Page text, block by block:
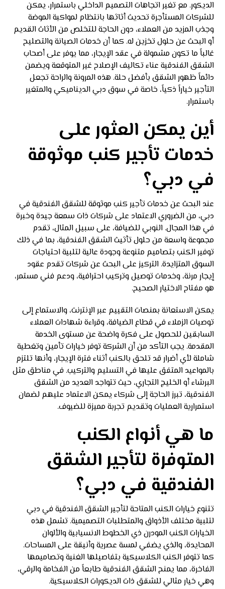
الديكور. مع تغير اتجاهات التصميم الداخلي باستمرار، يمكن
للشركات المستأجرة تحديث أثاثها بانتظام لمواكبة الموضة
وجذب المزيد من العملاء، دون الحاجة للتخلص من الأثاث القديم
أو البحث عن حلول تخزين له. كما أن خدمات الصيانة والتصليح
غالباً ما تكون مشمولة في عقد الإيجار، مما يوفر على أصحاب
الشقق الفندقية عناء تكاليف الإصلاح غير المتوقعة ويضمن
دائماً ظهور الشقق بأفضل حلة. هذه المرونة والراحة تجعل
التأجير خياراً ذكياً، خاصة في سوق دبي الديناميكي والمتغير
باستمرار.
أين يمكن العثور على
خدمات تأجير كنب موثوقة
في دبي؟
عند البحث عن خدمات تأجير كنب موثوقة للشقق الفندقية في
دبي، من الضروري الاعتماد على شركات ذات سمعة جيدة وخبرة
في هذا المجال. النوبي للضيافة، على سبيل المثال، تقدم
مجموعة واسعة من حلول تأثيث الشقق الفندقية، بما في ذلك
توفير الكنب بتصاميم متنوعة وجودة عالية لتلبية احتياجات
السوق المتزايدة. التركيز على البحث عن شركات تقدم عقود
إيجار مرنة، وخدمات توصيل وتركيب احترافية، ودعم فني مستمر،
هو مفتاح الاختيار الصحيح.
يمكن الاستعانة بمنصات التقييم عبر الإنترنت، والاستماع إلى
توصيات الزملاء في قطاع الضيافة، وقراءة شهادات العملاء
السابقين للحصول على فكرة واضحة عن مستوى الخدمة
المقدمة. يجب التأكد من أن الشركة توفر خيارات تأمين وتغطية
شاملة لأي أضرار قد تلحق بالكنب أثناء فترة الإيجار، وأنها تلتزم
بالمواعيد المتفق عليها في التسليم والتركيب. في مناطق مثل
البرشاء أو الخليج التجاري، حيث تتواجد العديد من الشقق
الفندقية، تبرز الحاجة إلى شركاء يمكن الاعتماد عليهم لضمان
استمرارية العمليات وتقديم تجربة مميزة للضيوف.
ما هي أنواع الكنب
المتوفرة لتأجير الشقق
الفندقية في دبي؟
تتنوع خيارات الكنب المتاحة لتأجير الشقق الفندقية في دبي
لتلبية مختلف الأذواق والمتطلبات التصميمية. تشمل هذه
الخيارات الكنب المودرن ذي الخطوط الانسيابية والألوان
المحايدة، والذي يضفي لمسة عصرية وأنيقة على المساحات.
كما تتوفر الكنب الكلاسيكية بتفاصيلها الغنية وتصاميمها
الفاخرة، مما يمنح الشقق الفندقية طابعاً من الفخامة والرقي،
وهي خيار مثالي للشقق ذات الديكورات الكلاسيكية.